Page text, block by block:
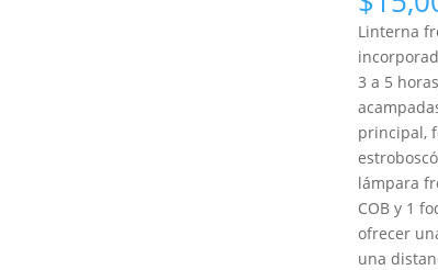
Linterna
3 a 5
principal,
lámpara
COB y 1
ofrecer
una